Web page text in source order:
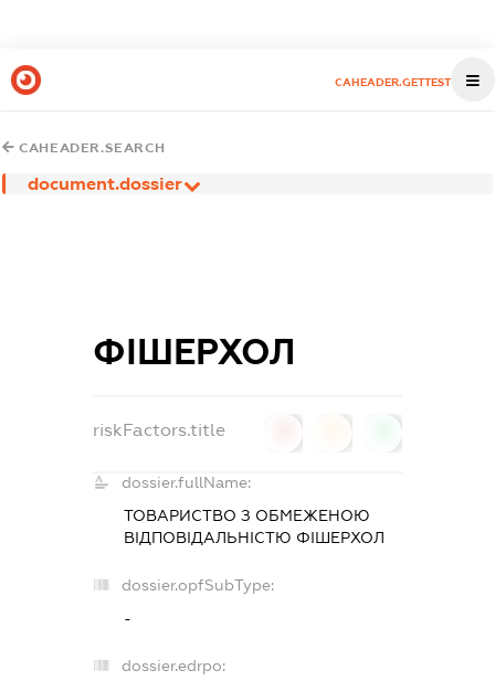
CAHEADER.GETTEST
CAHEADER.SEARCH
document.dossier
ФІШЕРХОЛ
riskFactors.title
dossier.fullName:
ТОВАРИСТВО З ОБМЕЖЕНОЮ
ВІДПОВІДАЛЬНІСТЮ ФІШЕРХОЛ
dossier.opfSubType:
-
dossier.edrpo: